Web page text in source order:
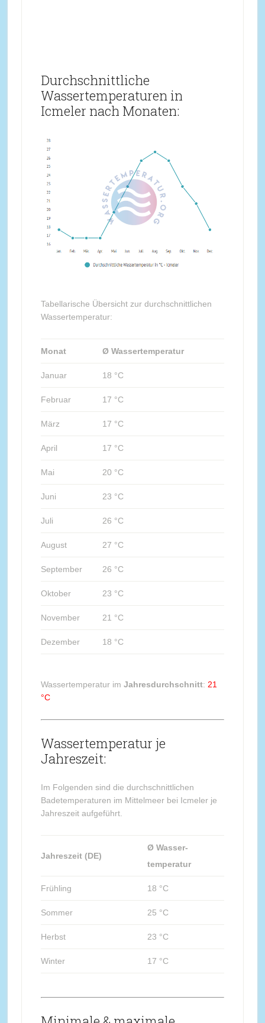
Durchschnittliche
Wassertemperaturen in
Icmeler nach Monaten:
Tabellarische Übersicht zur durchschnittlichen
Wassertemperatur:
Monat Ø Wassertemperatur
Januar 18 °C
Februar 17 °C
März 17 °C
April 17 °C
Mai 20 °C
Juni 23 °C
Juli 26 °C
August 27 °C
September 26 °C
Oktober 23 °C
November 21 °C
Dezember 18 °C
Wassertemperatur im Jahresdurchschnitt: 21
°C
Wassertemperatur je
Jahreszeit:
Im Folgenden sind die durchschnittlichen
Badetemperaturen im Mittelmeer bei Icmeler je
Jahreszeit aufgeführt.
Jahreszeit (DE)
Ø Wasser-
temperatur
Frühling 18 °C
Sommer 25 °C
Herbst 23 °C
Winter 17 °C